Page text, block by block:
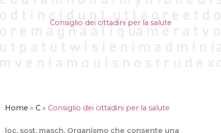
Consiglio dei cittadini per la salute
Home » C » Consiglio dei cittadini per la salute
loc. sost. masch. Organismo che consente una